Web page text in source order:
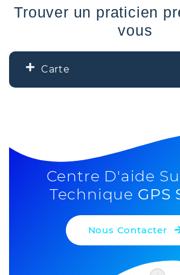
Trouver un praticien
vous
Carte
Leaflet| ©
Centre D'aide
Technique GPS
Nous Contacter